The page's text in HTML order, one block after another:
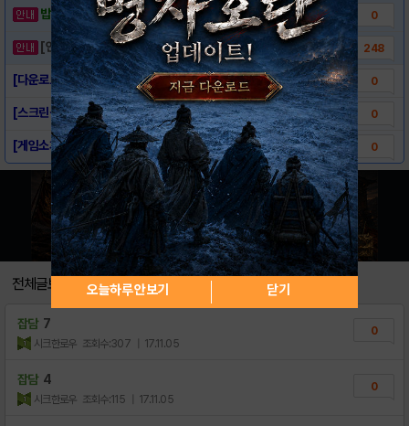
밥알이의 헝앱통신 ⑲ “밥알이, 드디어 멀티를.. 0
[안내] 헝그리앱 필수 상식! 밥알 획득 안내.. 248
[다운로드 링크] 독도까지(배 키우기) 0
[스크린샷] 독도까지(배 키우기) 0
[게임소개] 독도까지(배 키우기) 0
전체글보기
잡담 7
시크한로우 조회수:307 | 17.11.05
0
잡담 4
시크한로우 조회수:115 | 17.11.05
0
오늘하루 안보기 닫기